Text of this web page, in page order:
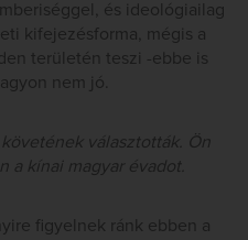
és ideológiailag
kifejezésforma, mégis a
területén teszi -ebbe is
nem jó.
választották. Ön
a kínai magyar évadot.
figyelnek ránk ebben a